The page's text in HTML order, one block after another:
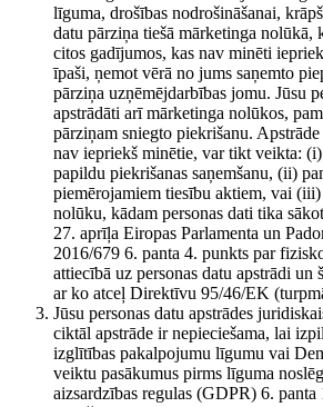
līguma, drošības nodrošināšanai,
datu pārziņa tiešā mārketinga nolūkā,
citos gadījumos, kas nav minēti
īpaši, ņemot vērā no jums saņemto
pārziņa uzņēmējdarbības jomu. Jūsu
apstrādāti arī mārketinga nolūkos,
pārziņam sniegto piekrišanu.
nav iepriekš minētie, var tikt veikta:
papildu piekrišanas saņemšanu, (ii)
piemērojamiem tiesību aktiem, vai
nolūku, kādam personas dati tika
27. aprīļa Eiropas Parlamenta un
2016/679 6. panta 4. punkts par
attiecībā uz personas datu apstrādi un
ar ko atceļ Direktīvu 95/46/EK
Jūsu personas datu apstrādes
ciktāl apstrāde ir nepieciešama, lai
izglītības pakalpojumu līgumu vai
veiktu pasākumus pirms līguma
aizsardzības regulas (GDPR) 6. panta